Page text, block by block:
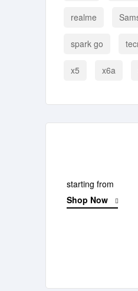
realme
spark go
x5 x6a
starting from
Shop Now